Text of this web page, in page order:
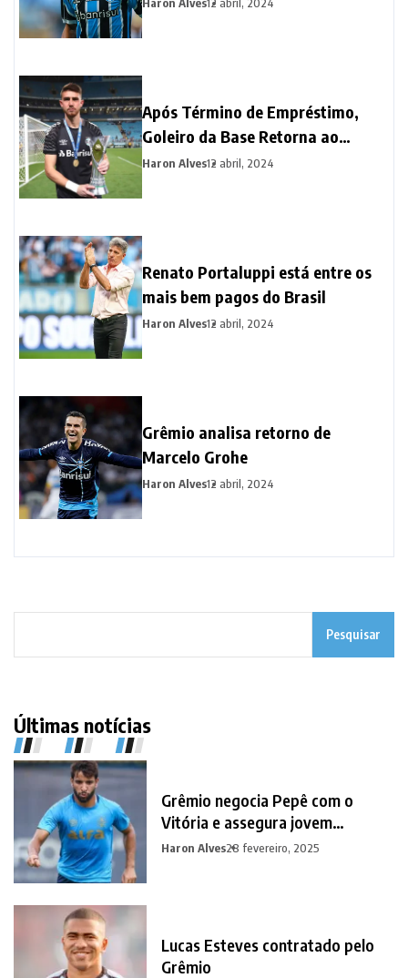
Haron Alves12 abril, 2024
Após Término de Empréstimo,
Goleiro da Base Retorna ao
Grêmio para Fortalecer o Elenco
Haron Alves12 abril, 2024
Renato Portaluppi está entre os
mais bem pagos do Brasil
Haron Alves12 abril, 2024
Grêmio analisa retorno de
Marcelo Grohe
Haron Alves12 abril, 2024
Pesquisar
Últimas notícias
Grêmio negocia Pepê com o
Vitória e assegura jovem
promessa em contrapartida
Haron Alves28 fevereiro, 2025
Lucas Esteves contratado pelo
Grêmio